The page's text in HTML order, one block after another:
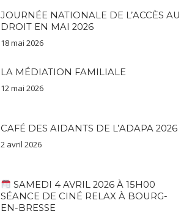
JOURNÉE NATIONALE DE L’ACCÈS AU
DROIT EN MAI 2026
18 mai 2026
LA MÉDIATION FAMILIALE
12 mai 2026
CAFÉ DES AIDANTS DE L’ADAPA 2026
2 avril 2026
SAMEDI 4 AVRIL 2026 À 15H00
SÉANCE DE CINÉ RELAX À BOURG-
EN-BRESSE